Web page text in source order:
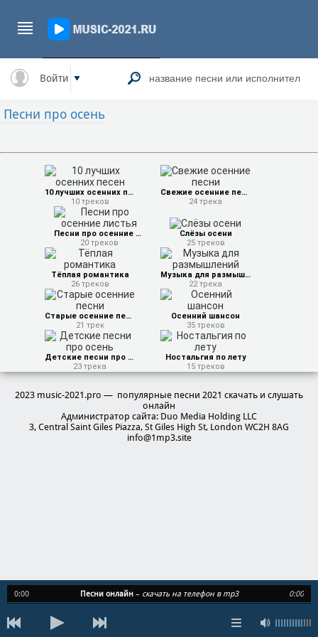
Войти
Песни про осень
10 лучших осенних песен
10 треков
Свежие осенние песни
24 трека
Песни про осенние листья
20 треков
Слёзы осени
25 треков
Тёплая романтика
26 треков
Музыка для размышлений
22 трека
Старые осенние песни
21 трек
Осенний шансон
35 треков
Детские песни про осень
23 трека
Ностальгия по лету
15 треков
2023 music-2021.pro — популярные песни 2021 скачать и слушать
онлайн
Администратор сайта: Duo Media Holding LLC
3, Central Saint Giles Piazza, St Giles High St, London WC2H 8AG
info@1mp3.site
0:00 0:00
Песни онлайн – скачать на телефон в mp3